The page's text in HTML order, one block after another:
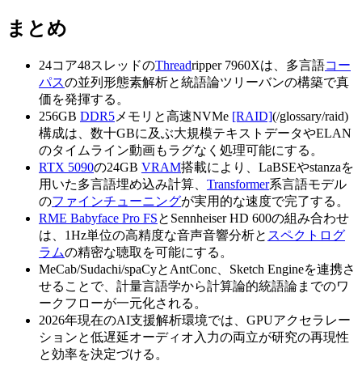
まとめ
24コア48スレッドのThreadripper 7960Xは、多言語コー
パスの並列形態素解析と統語論ツリーバンの構築で真
価を発揮する。
256GB DDR5 メモリと高速NVMe [RAID](/glossary/raid)
構成は、数十GBに及ぶ大規模テキストデータやELAN
のタイムライン動画もラグなく処理可能にする。
RTX 5090の24GB VRAM搭載により、LaBSEやstanzaを
用いた多言語埋め込み計算、 Transformer系言語モデル
のファインチューニングが実用的な速度で完了する。
RME Babyface Pro FSとSennheiser HD 600の組み合わせ
は、1Hz単位の高精度な音声音響分析と スペクトログ
ラムの精密な聴取を可能にする。
MeCab/Sudachi/spaCyとAntConc、Sketch Engineを連携さ
せることで、計量言語学から計算論的統語論までのワ
ークフローが一元化される。
2026年現在のAI支援解析環境では、GPUアクセラレー
ションと低遅延オーディオ入力の両立が研究の再現性
と効率を決定づける。